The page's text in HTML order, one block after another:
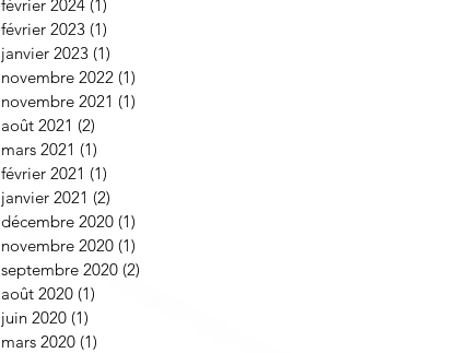
février 2024 (1)
février 2023 (1)
janvier 2023 (1)
novembre 2022 (1)
novembre 2021 (1)
août 2021 (2)
mars 2021 (1)
février 2021 (1)
janvier 2021 (2)
décembre 2020 (1)
novembre 2020 (1)
septembre 2020 (2)
août 2020 (1)
juin 2020 (1)
mars 2020 (1)